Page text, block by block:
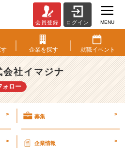
会員登録 ログイン MENU
企業を探す 就職イベント
会社イマジナ
ォロー
> 募集 >
> 企業情報 >